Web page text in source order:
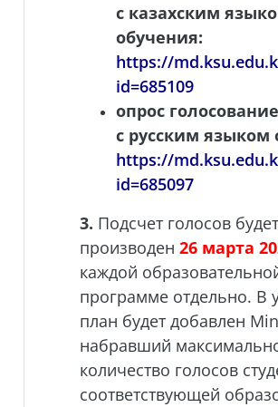
с казахским
обучения:
https://
id=685109
опрос
с русским языком
https://
id=685097
3. Подсчет голосов будет
производен 26 марта
каждой
программе отдельно. В
план будет добавлен
набравший
количество голосов
соответствующей